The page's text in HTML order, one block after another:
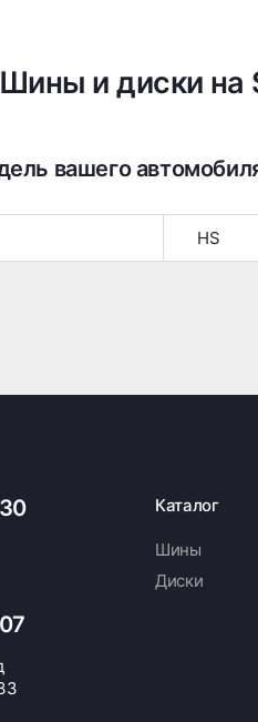
Шины и диски на
вашего
HS
Каталог
Шины
Диски